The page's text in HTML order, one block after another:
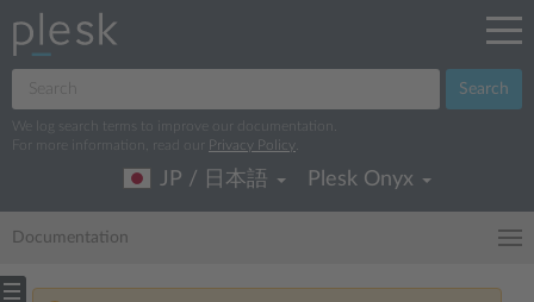
Search
We log search terms to improve our documentation.
For more information, read our
Privacy Policy
JP / 日本語 Plesk Onyx
Documentation